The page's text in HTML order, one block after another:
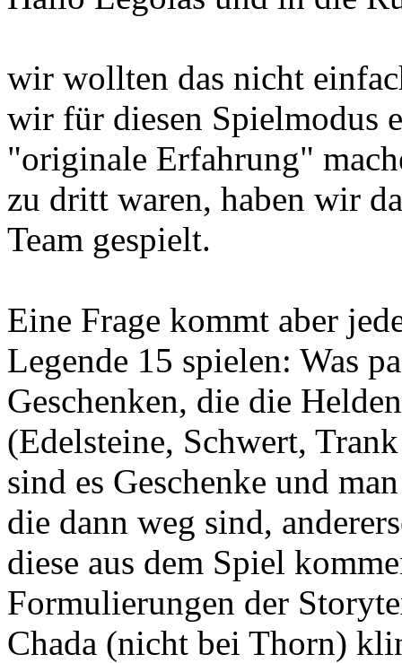
wir wollten das nicht
wir für diesen Spielmodus
"originale Erfahrung"
zu dritt waren, haben wir
Team gespielt.
Eine Frage kommt aber
Legende 15 spielen: Was
Geschenken, die die
(Edelsteine, Schwert,
sind es Geschenke und
die dann weg sind,
diese aus dem Spiel
Formulierungen der
Chada (nicht bei Thorn)